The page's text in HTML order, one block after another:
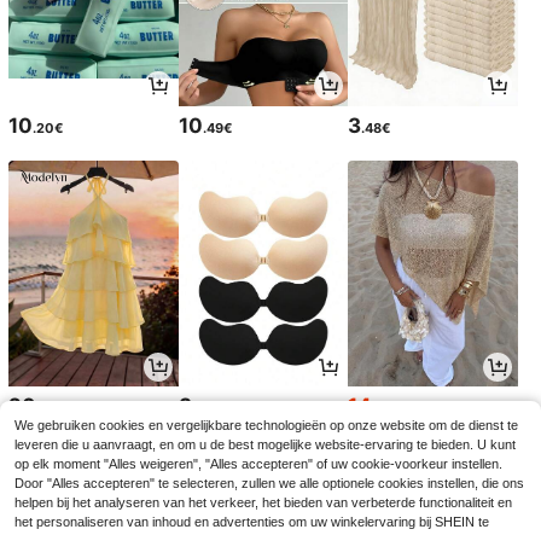
10.20€ 10.49€ 3.48€
20 3 14
We gebruiken cookies en vergelijkbare technologieën op onze website om de dienst te
leveren die u aanvraagt, en om u de best mogelijke website-ervaring te bieden. U kunt
op elk moment "Alles weigeren", "Alles accepteren" of uw cookie-voorkeur instellen.
Door "Alles accepteren" te selecteren, zullen we alle optionele cookies instellen, die ons
helpen bij het analyseren van het verkeer, het bieden van verbeterde functionaliteit en
het personaliseren van inhoud en advertenties om uw winkelervaring bij SHEIN te